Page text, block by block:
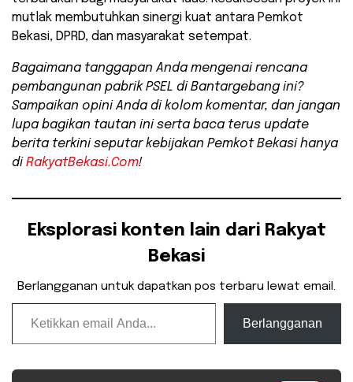
mutlak membutuhkan sinergi kuat antara Pemkot
Bekasi, DPRD, dan masyarakat setempat.
Bagaimana tanggapan Anda mengenai rencana
pembangunan pabrik PSEL di Bantargebang ini?
Sampaikan opini Anda di kolom komentar, dan jangan
lupa bagikan tautan ini serta baca terus update
berita terkini seputar kebijakan Pemkot Bekasi hanya
di RakyatBekasi.Com!
Eksplorasi konten lain dari Rakyat
Bekasi
Berlangganan untuk dapatkan pos terbaru lewat email.
Ketikkan email Anda...
Berlangganan